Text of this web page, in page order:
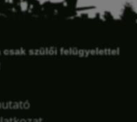
csak szülői felügyelettel